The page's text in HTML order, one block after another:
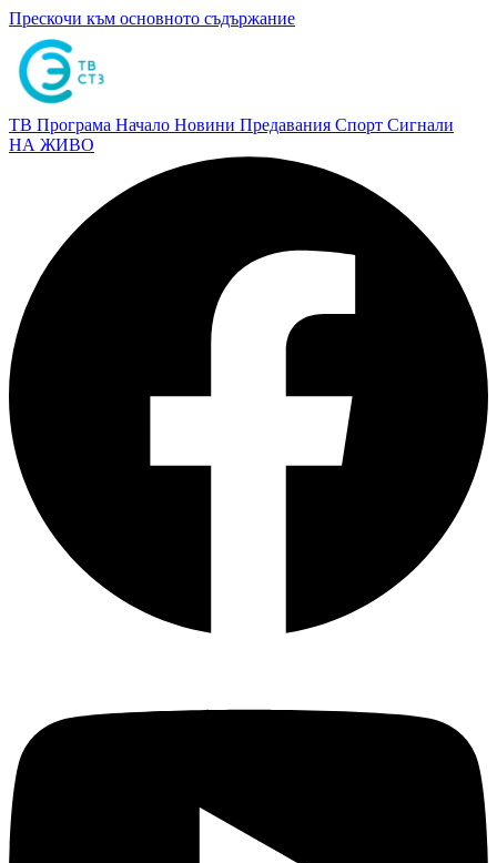
Прескочи към основното съдържание
ТВ Програма Начало Новини Предавания Спорт Сигнали
НА ЖИВО